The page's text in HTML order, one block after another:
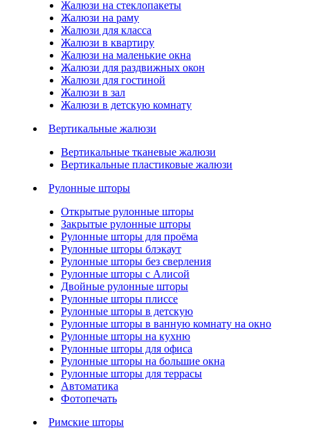
Жалюзи на стеклопакеты
Жалюзи на раму
Жалюзи для класса
Жалюзи в квартиру
Жалюзи на маленькие окна
Жалюзи для раздвижных окон
Жалюзи для гостиной
Жалюзи в зал
Жалюзи в детскую комнату
Вертикальные жалюзи
Вертикальные тканевые жалюзи
Вертикальные пластиковые жалюзи
Рулонные шторы
Открытые рулонные шторы
Закрытые рулонные шторы
Рулонные шторы для проёма
Рулонные шторы блэкаут
Рулонные шторы без сверления
Рулонные шторы с Алисой
Двойные рулонные шторы
Рулонные шторы плиссе
Рулонные шторы в детскую
Рулонные шторы в ванную комнату на окно
Рулонные шторы на кухню
Рулонные шторы для офиса
Рулонные шторы на большие окна
Рулонные шторы для террасы
Автоматика
Фотопечать
Римские шторы